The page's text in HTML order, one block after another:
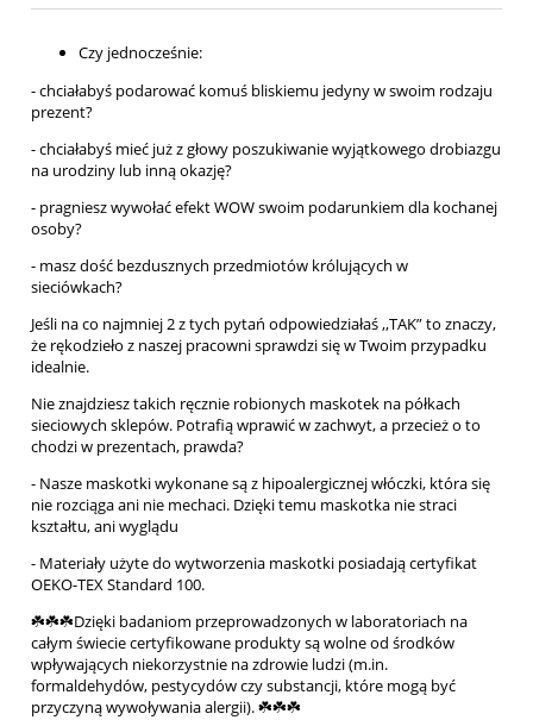
Czy jednocześnie:
- chciałabyś podarować komuś bliskiemu jedyny w swoim rodzaju
prezent?
- chciałabyś mieć już z głowy poszukiwanie wyjątkowego drobiazgu
na urodziny lub inną okazję?
- pragniesz wywołać efekt WOW swoim podarunkiem dla kochanej
osoby?
- masz dość bezdusznych przedmiotów królujących w
sieciówkach?
Jeśli na co najmniej 2 z tych pytań odpowiedziałaś ,,TAK” to znaczy,
że rękodzieło z naszej pracowni sprawdzi się w Twoim przypadku
idealnie.
Nie znajdziesz takich ręcznie robionych maskotek na półkach
sieciowych sklepów. Potrafią wprawić w zachwyt, a przecież o to
chodzi w prezentach, prawda?
- Nasze maskotki wykonane są z hipoalergicznej włóczki, która się
nie rozciąga ani nie mechaci. Dzięki temu maskotka nie straci
kształtu, ani wyglądu
- Materiały użyte do wytworzenia maskotki posiadają certyfikat
OEKO-TEX Standard 100.
☘️☘️☘️Dzięki badaniom przeprowadzonych w laboratoriach na
całym świecie certyfikowane produkty są wolne od środków
wpływających niekorzystnie na zdrowie ludzi (m.in.
formaldehydów, pestycydów czy substancji, które mogą być
przyczyną wywoływania alergii). ☘️☘️☘️